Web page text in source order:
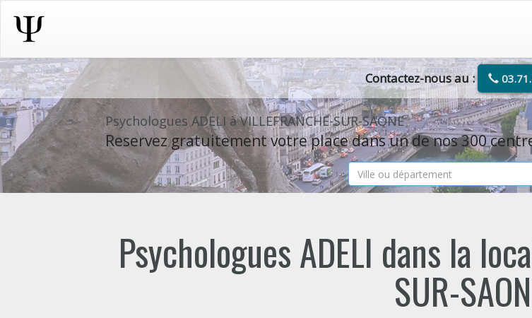
Contactez-nous au :
Psychologues ADELI à VILLEFRANCHE-SUR-SAONE
Reservez gratuitement votre place dans un de nos 300
Psychologues ADELI dans la
SUR-